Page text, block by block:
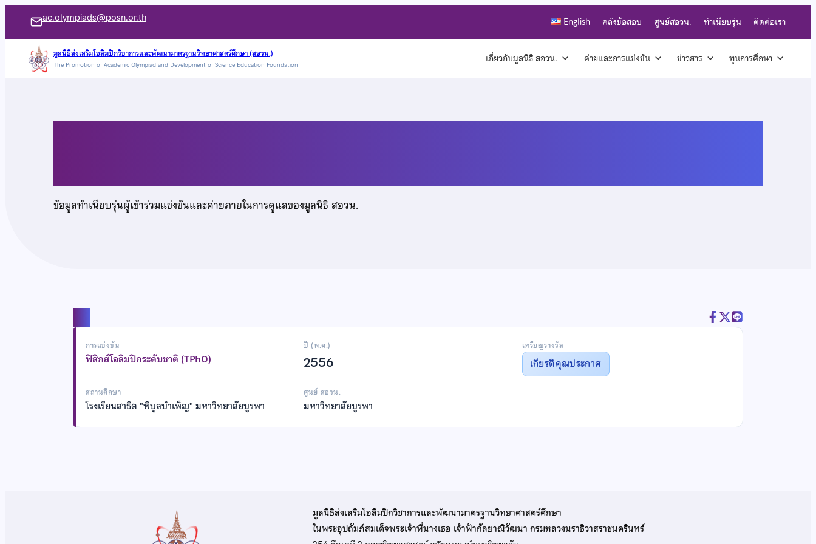
เนื้อหา
ac.olympiads@posn.or.th English คลังข้อสอบ ศูนย์สอวน. ทำเนียบรุ่น ติดต่อเรา
มูลนิธิส่งเสริมโอลิมปิกวิชาการและพัฒนามาตรฐานวิทยาศาสตร์ศึกษา (สอวน.)
The Promotion of Academic Olympiad and Development of Science Education Foundation เกี่ยวกับมูลนิธิ สอวน. ค่ายและการแข่งขัน ข่าวสาร ทุนการศึกษา
ข้อมูลทำเนียบรุ่นผู้เข้าร่วมแข่งขันและค่ายภายในการดูแลของมูลนิธิ สอวน.
การแข่งขัน
ฟิสิกส์โอลิมปิกระดับชาติ (TPhO)
ปี (พ.ศ.)
2556
เหรียญรางวัล
เกียรติคุณประกาศ
สถานศึกษา
โรงเรียนสาธิต "พิบูลบำเพ็ญ" มหาวิทยาลัยบูรพา
ศูนย์ สอวน.
มหาวิทยาลัยบูรพา
มูลนิธิส่งเสริมโอลิมปิกวิชาการและพัฒนามาตรฐานวิทยาศาสตร์ศึกษา
ในพระอุปถัมภ์สมเด็จพระเจ้าพี่นางเธอ เจ้าฟ้ากัลยาณิวัฒนา กรมหลวงนราธิวาสราชนครินทร์